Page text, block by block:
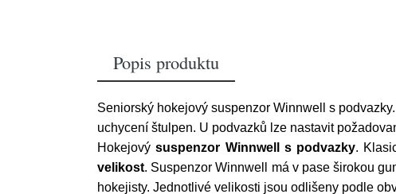
Popis produktu
Seniorský hokejový suspenzor Winnwell s
uchycení štulpen. U podvazků lze nastavit
Hokejovýsuspenzor Winnwell s podvazky.
velikost. Suspenzor Winnwell má v pase širokou
hokejisty. Jednotlivé velikosti jsou odlišeny podle